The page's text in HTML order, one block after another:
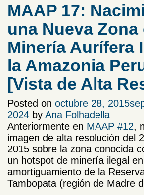
MAAP 17:
una Nueva Zona
Minería Aurífera
la Amazonia
[Vista de Alta
Posted on octubre 28, 2015
2024 by Ana Folhadella
Anteriormente en MAAP #12,
imagen de alta resolución del
2015 sobre la zona conocida
un hotspot de minería ilegal
amortiguamiento de la
Tambopata (región de Madre